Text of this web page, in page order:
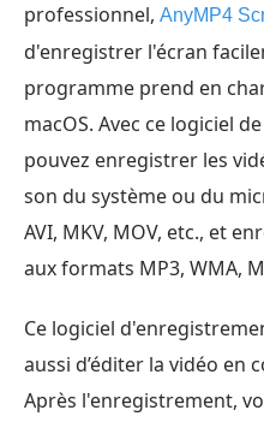
professionnel, AnyMP4
d'enregistrer l'écran
programme prend en
macOS. Avec ce logiciel
pouvez enregistrer les
son du système ou du
AVI, MKV, MOV, etc., et
aux formats MP3, WMA,
Ce logiciel
aussi d’éditer la vidéo en
Après l'enregistrement,